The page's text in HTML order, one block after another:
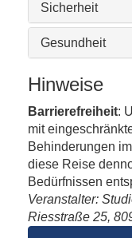
Sicherheit
Gesundheit
Hinweise
Barrierefreiheit:
mit
Behinderungen
diese Reise
Bedürfnissen
Veranstalter:
Riesstraße 25,